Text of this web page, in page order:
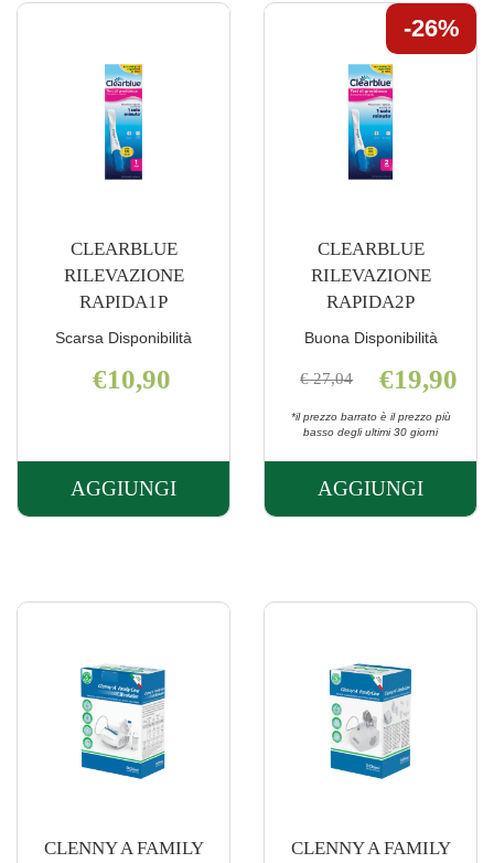
DIG AL
CARRELLO
CLEARBLUE
RILEVAZIONE
RAPIDA1P
Scarsa Disponibilità
€10,90
AGGIUNGI
AGGIUNGI CLEARBLUE
CLEARBLUE
RILEVAZIONE
RAPIDA2P
Buona Disponibilità
26%
€ 27,04 €19,90
*il prezzo barrato è il prezzo più
basso degli ultimi 30 giorni
AGGIUNGI
AGGIUNGI
CLENNY A FAMILY
CLENNY A FAMILY